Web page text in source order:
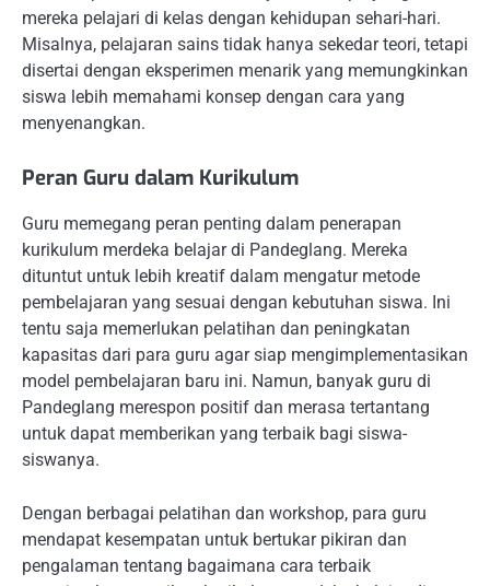
mereka pelajari di kelas dengan kehidupan sehari-hari.
Misalnya, pelajaran sains tidak hanya sekedar teori, tetapi
disertai dengan eksperimen menarik yang memungkinkan
siswa lebih memahami konsep dengan cara yang
menyenangkan.
Peran Guru dalam Kurikulum
Guru memegang peran penting dalam penerapan
kurikulum merdeka belajar di Pandeglang. Mereka
dituntut untuk lebih kreatif dalam mengatur metode
pembelajaran yang sesuai dengan kebutuhan siswa. Ini
tentu saja memerlukan pelatihan dan peningkatan
kapasitas dari para guru agar siap mengimplementasikan
model pembelajaran baru ini. Namun, banyak guru di
Pandeglang merespon positif dan merasa tertantang
untuk dapat memberikan yang terbaik bagi siswa-
siswanya.
Dengan berbagai pelatihan dan workshop, para guru
mendapat kesempatan untuk bertukar pikiran dan
pengalaman tentang bagaimana cara terbaik